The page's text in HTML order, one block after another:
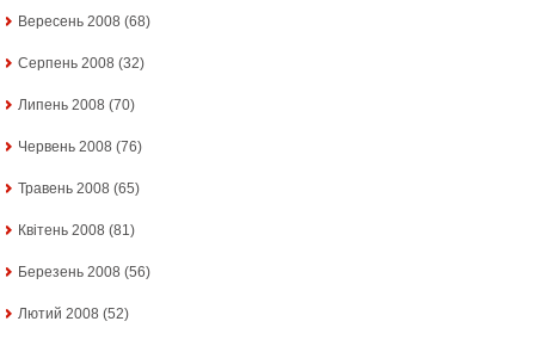
Вересень 2008 (68)
Серпень 2008 (32)
Липень 2008 (70)
Червень 2008 (76)
Травень 2008 (65)
Квітень 2008 (81)
Березень 2008 (56)
Лютий 2008 (52)